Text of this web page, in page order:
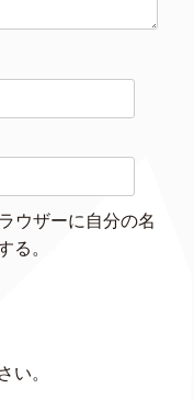
ウザーに自分の名
る。
い。